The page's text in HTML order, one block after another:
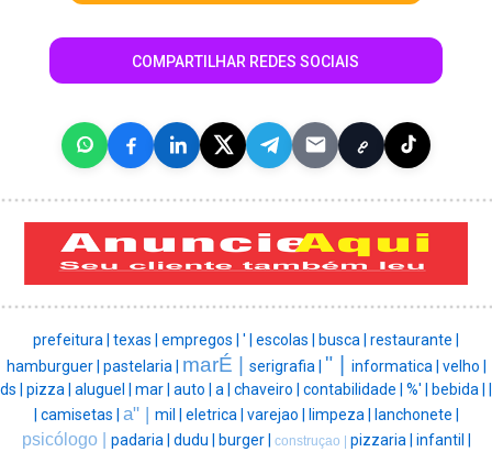
COMPARTILHAR REDES SOCIAIS
prefeitura | texas | empregos | ' | escolas | busca | restaurante |
hamburguer | pastelaria | marÉ | serigrafia | " | informatica | velho |
ds | pizza | aluguel | mar | auto | a | chaveiro | contabilidade | %' | bebida | |
| camisetas | a" | mil | eletrica | varejao | limpeza | lanchonete |
psicólogo | padaria | dudu | burger | construçao | pizzaria | infantil |